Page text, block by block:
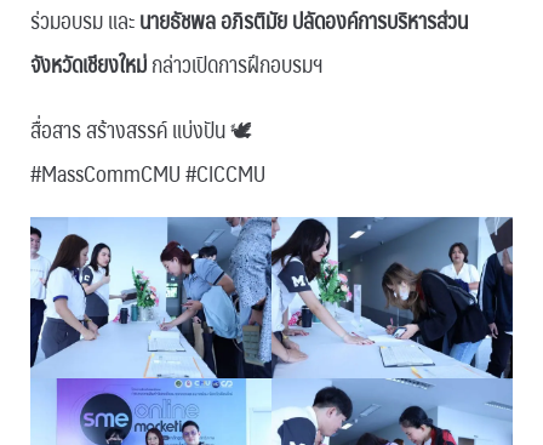
ร่วมอบรม และนายธัชพล อภิรติมัย ปลัดองค์การบริหารส่วน
จังหวัดเชียงใหม่กล่าวเปิดการฝึกอบรมฯ
สื่อสาร สร้างสรรค์ แบ่งปัน 🕊
#MassCommCMU #CICCMU